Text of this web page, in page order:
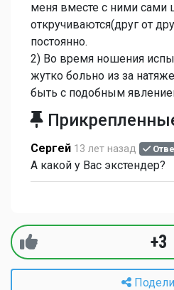
меня вместе с ними сами
откручиваются(друг от
постоянно.
2) Во время ношения
жутко больно из за
быть с подобным
Cеpгей 13 лет назад
А какой у Вас экстендер?
+3